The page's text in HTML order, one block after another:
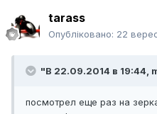
tarass
Опубліковано: 22
"В 22.09.2014 в 19:44,
посмотрел еще раз на